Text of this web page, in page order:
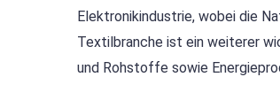
Elektronikindustrie, wobei die
Textilbranche ist ein weiterer
und Rohstoffe sowie